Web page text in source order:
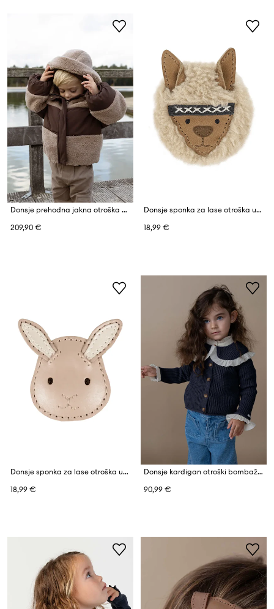
Donsje prehodna jakna otroška Damian Jacket
209,90 €
Donsje sponka za lase otroška usnjena Josy Exclusive Hairclip Alpaca
18,99 €
Donsje sponka za lase otroška usnjena Blinc Clip Pink Bunny
18,99 €
Donsje kardigan otroški bombažen Zoila Cardigan
90,99 €